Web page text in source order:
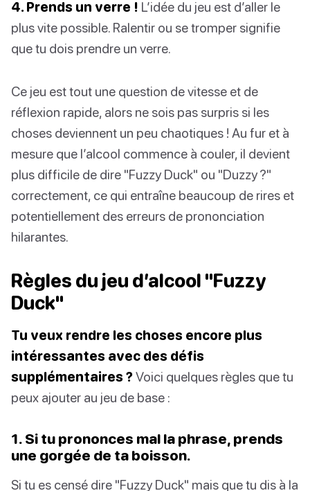
4. Prends un verre ! L’idée du jeu est d’aller le
plus vite possible. Ralentir ou se tromper signifie
que tu dois prendre un verre.
Ce jeu est tout une question de vitesse et de
réflexion rapide, alors ne sois pas surpris si les
choses deviennent un peu chaotiques ! Au fur et à
mesure que l’alcool commence à couler, il devient
plus difficile de dire "Fuzzy Duck" ou "Duzzy ?"
correctement, ce qui entraîne beaucoup de rires et
potentiellement des erreurs de prononciation
hilarantes.
Règles du jeu d’alcool "Fuzzy
Duck"
Tu veux rendre les choses encore plus
intéressantes avec des défis
supplémentaires ?Voici quelques règles que tu
peux ajouter au jeu de base :
1. Si tu prononces mal la phrase, prends
une gorgée de ta boisson.
Si tu es censé dire "Fuzzy Duck" mais que tu dis à la